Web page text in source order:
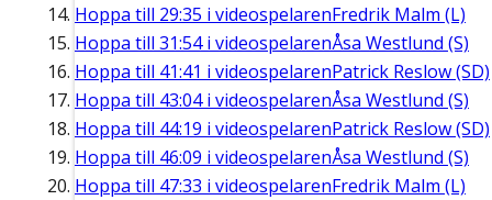
Hoppa till 29:35 i videospelarenFredrik Malm (L)
Hoppa till 31:54i videospelarenÅsa Westlund (S)
Hoppa till 41:41 i videospelarenPatrick Reslow (SD)
Hoppa till 43:04i videospelarenÅsa Westlund (S)
Hoppa till 44:19 i videospelarenPatrick Reslow (SD)
Hoppa till 46:09 i videospelarenÅsa Westlund (S)
Hoppa till 47:33 i videospelarenFredrik Malm (L)